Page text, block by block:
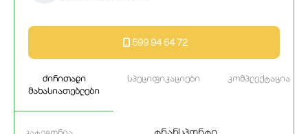
ძირითადი
მახასიათებლები
სპეციფიკაციები კომპლექტაცია
599 94 64 72